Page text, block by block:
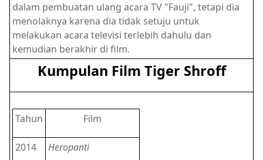
dalam pembuatan ulang acara TV "Fauji", tetapi dia
menolaknya karena dia tidak setuju untuk
melakukan acara televisi terlebih dahulu dan
kemudian berakhir di film.
Kumpulan Film Tiger Shroff
Tahun Film
2014 Heropanti